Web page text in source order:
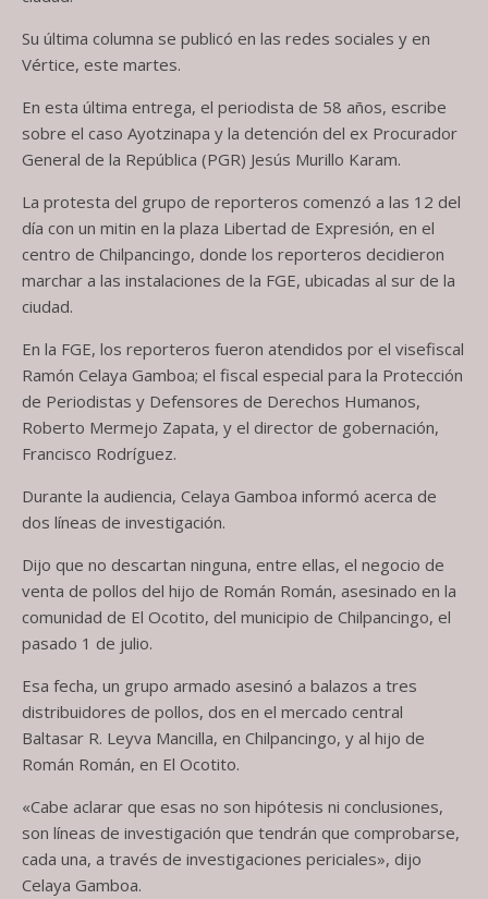
Su última columna se publicó en las redes sociales y en
Vértice, este martes.
En esta última entrega, el periodista de 58 años, escribe
sobre el caso Ayotzinapa y la detención del ex Procurador
General de la República (PGR) Jesús Murillo Karam.
La protesta del grupo de reporteros comenzó a las 12 del
día con un mitin en la plaza Libertad de Expresión, en el
centro de Chilpancingo, donde los reporteros decidieron
marchar a las instalaciones de la FGE, ubicadas al sur de la
ciudad.
En la FGE, los reporteros fueron atendidos por el visefiscal
Ramón Celaya Gamboa; el fiscal especial para la Protección
de Periodistas y Defensores de Derechos Humanos,
Roberto Mermejo Zapata, y el director de gobernación,
Francisco Rodríguez.
Durante la audiencia, Celaya Gamboa informó acerca de
dos líneas de investigación.
Dijo que no descartan ninguna, entre ellas, el negocio de
venta de pollos del hijo de Román Román, asesinado en la
comunidad de El Ocotito, del municipio de Chilpancingo, el
pasado 1 de julio.
Esa fecha, un grupo armado asesinó a balazos a tres
distribuidores de pollos, dos en el mercado central
Baltasar R. Leyva Mancilla, en Chilpancingo, y al hijo de
Román Román, en El Ocotito.
«Cabe aclarar que esas no son hipótesis ni conclusiones,
son líneas de investigación que tendrán que comprobarse,
cada una, a través de investigaciones periciales», dijo
Celaya Gamboa.